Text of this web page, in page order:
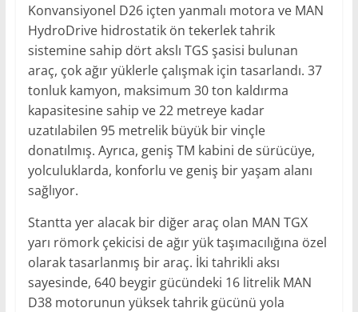
Konvansiyonel D26 içten yanmalı motora ve MAN
HydroDrive hidrostatik ön tekerlek tahrik
sistemine sahip dört akslı TGS şasisi bulunan
araç, çok ağır yüklerle çalışmak için tasarlandı. 37
tonluk kamyon, maksimum 30 ton kaldırma
kapasitesine sahip ve 22 metreye kadar
uzatılabilen 95 metrelik büyük bir vinçle
donatılmış. Ayrıca, geniş TM kabini de sürücüye,
yolculuklarda, konforlu ve geniş bir yaşam alanı
sağlıyor.
Stantta yer alacak bir diğer araç olan MAN TGX
yarı römork çekicisi de ağır yük taşımacılığına özel
olarak tasarlanmış bir araç. İki tahrikli aksı
sayesinde, 640 beygir gücündeki 16 litrelik MAN
D38 motorunun yüksek tahrik gücünü yola